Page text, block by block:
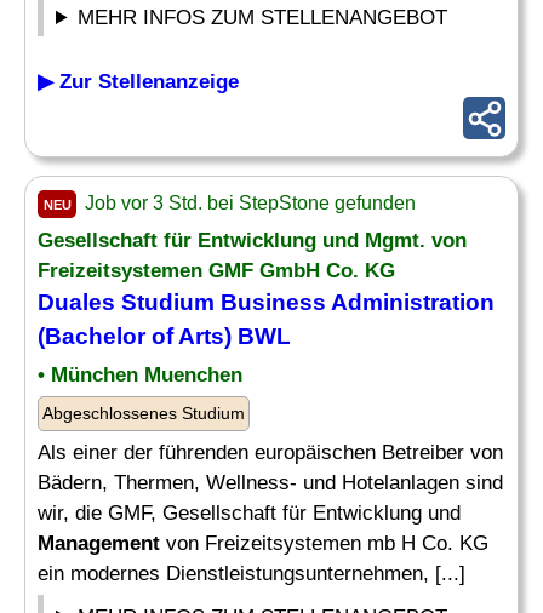
MEHR INFOS ZUM STELLENANGEBOT
▶ Zur Stellenanzeige
NEU Job vor 3 Std. bei StepStone gefunden
Gesellschaft für Entwicklung und Mgmt. von
Freizeitsystemen GMF GmbH Co. KG
Duales Studium Business Administration
(Bachelor of Arts) BWL
• München Muenchen
Abgeschlossenes Studium
Als einer der führenden europäischen Betreiber von
Bädern, Thermen, Wellness- und Hotelanlagen sind
wir, die GMF, Gesellschaft für Entwicklung und
Management von Freizeitsystemen mb H Co. KG
ein modernes Dienstleistungsunternehmen, [...]